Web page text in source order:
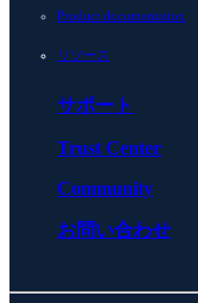
Product documentation
リソース
サポート
Trust Center
Community
お問い合わせ